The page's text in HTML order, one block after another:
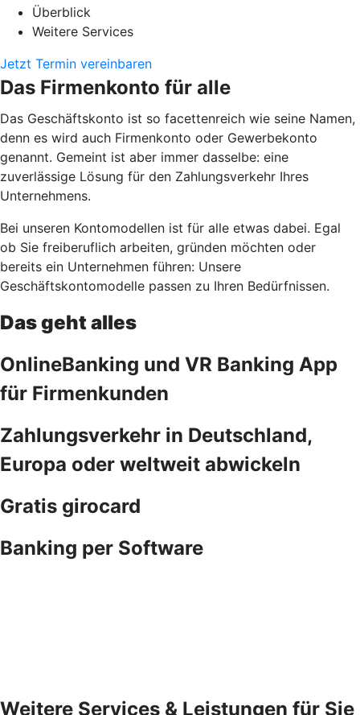
Überblick
Weitere Services
Jetzt Termin vereinbaren
Das Firmenkonto für alle
Das Geschäftskonto ist so facettenreich wie seine Namen,
denn es wird auch Firmenkonto oder Gewerbekonto
genannt. Gemeint ist aber immer dasselbe: eine
zuverlässige Lösung für den Zahlungsverkehr Ihres
Unternehmens.
Bei unseren Kontomodellen ist für alle etwas dabei. Egal
ob Sie freiberuflich arbeiten, gründen möchten oder
bereits ein Unternehmen führen: Unsere
Geschäftskontomodelle passen zu Ihren Bedürfnissen.
Das geht alles
OnlineBanking und VR Banking App
für Firmenkunden
Zahlungsverkehr in Deutschland,
Europa oder weltweit abwickeln
Gratis girocard
Banking per Software
Weitere Services & Leistungen für Sie